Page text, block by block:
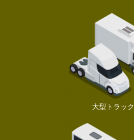
大型トラック